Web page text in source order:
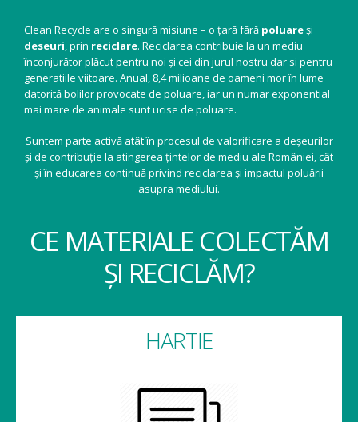
Clean Recycle are o singură misiune – o țară fără poluareși
deseuri, prin reciclare. Reciclarea contribuie la un mediu
înconjurător plăcut pentru noi și cei din jurul nostru dar si pentru
generatiile viitoare. Anual, 8,4 milioane de oameni mor în lume
datorită bolilor provocate de poluare, iar un numar exponential
mai mare de animale sunt ucise de poluare.
Suntem parte activă atât în procesul de valorificare a deșeurilor
și de contribuție la atingerea țintelor de mediu ale României, cât
și în educarea continuă privind reciclarea și impactul poluării
asupra mediului.
CE MATERIALE COLECTĂM
ȘI RECICLĂM?
HARTIE